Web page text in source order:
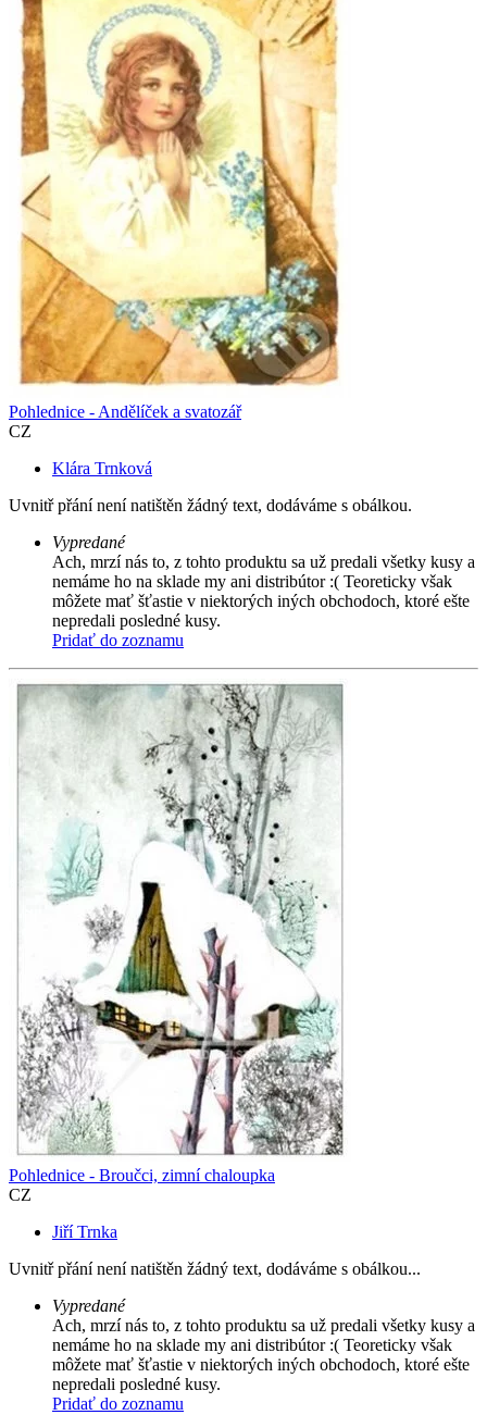
Pohlednice - Andělíček a svatozář
CZ
Klára Trnková
Uvnitř přání není natištěn žádný text, dodáváme s obálkou.
Vypredané
Ach, mrzí nás to, z tohto produktu sa už predali všetky kusy a
nemáme ho na sklade my ani distribútor :( Teoreticky však
môžete mať šťastie v niektorých iných obchodoch, ktoré ešte
nepredali posledné kusy.
Pridať do zoznamu
Pohlednice - Broučci, zimní chaloupka
CZ
Jiří Trnka
Uvnitř přání není natištěn žádný text, dodáváme s obálkou...
Vypredané
Ach, mrzí nás to, z tohto produktu sa už predali všetky kusy a
nemáme ho na sklade my ani distribútor :( Teoreticky však
môžete mať šťastie v niektorých iných obchodoch, ktoré ešte
nepredali posledné kusy.
Pridať do zoznamu